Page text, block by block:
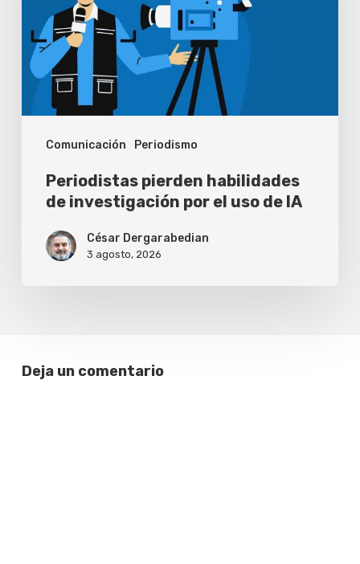
Comunicación Periodismo
investigación
por
el
de
Periodistas pierden habilidades
de investigación por el uso de IA
César Dergarabedian
3 agosto, 2026
Deja un comentario